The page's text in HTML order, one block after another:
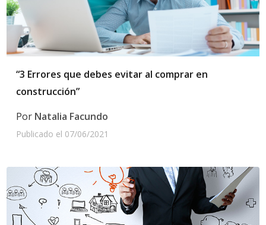
“3 Errores que debes evitar al comprar en
construcción”
Por Natalia Facundo
Publicado el 07/06/2021